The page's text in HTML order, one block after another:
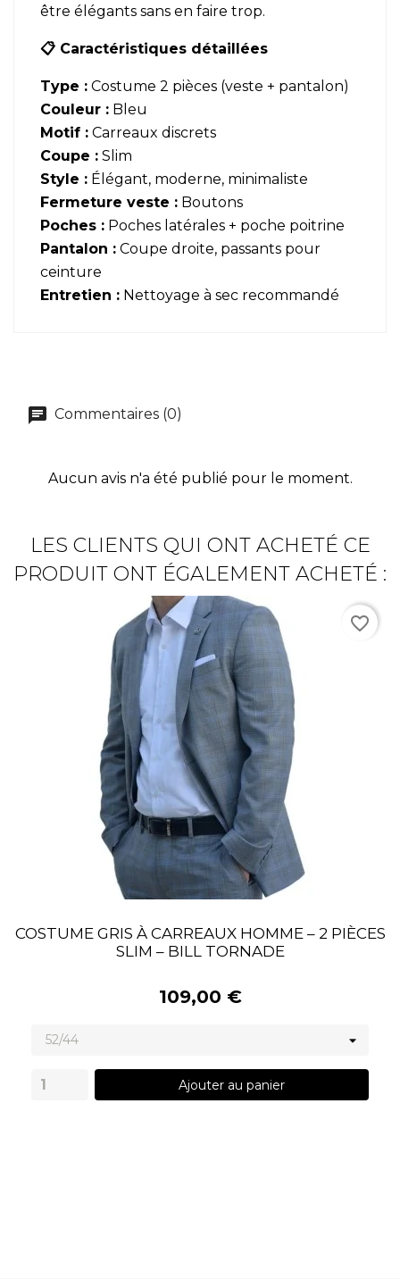
être élégants sans en faire trop.
📋 Caractéristiques détaillées
Type : Costume 2 pièces (veste + pantalon)
Couleur : Bleu
Motif : Carreaux discrets
Coupe : Slim
Style : Élégant, moderne, minimaliste
Fermeture veste : Boutons
Poches : Poches latérales + poche poitrine
Pantalon : Coupe droite, passants pour
ceinture
Entretien : Nettoyage à sec recommandé
Commentaires (0)
Aucun avis n'a été publié pour le moment.
LES CLIENTS QUI ONT ACHETÉ CE
PRODUIT ONT ÉGALEMENT ACHETÉ :
COSTUME GRIS À CARREAUX HOMME – 2 PIÈCES
SLIM – BILL TORNADE
109,00 €
Ajouter au panier
favorite_border